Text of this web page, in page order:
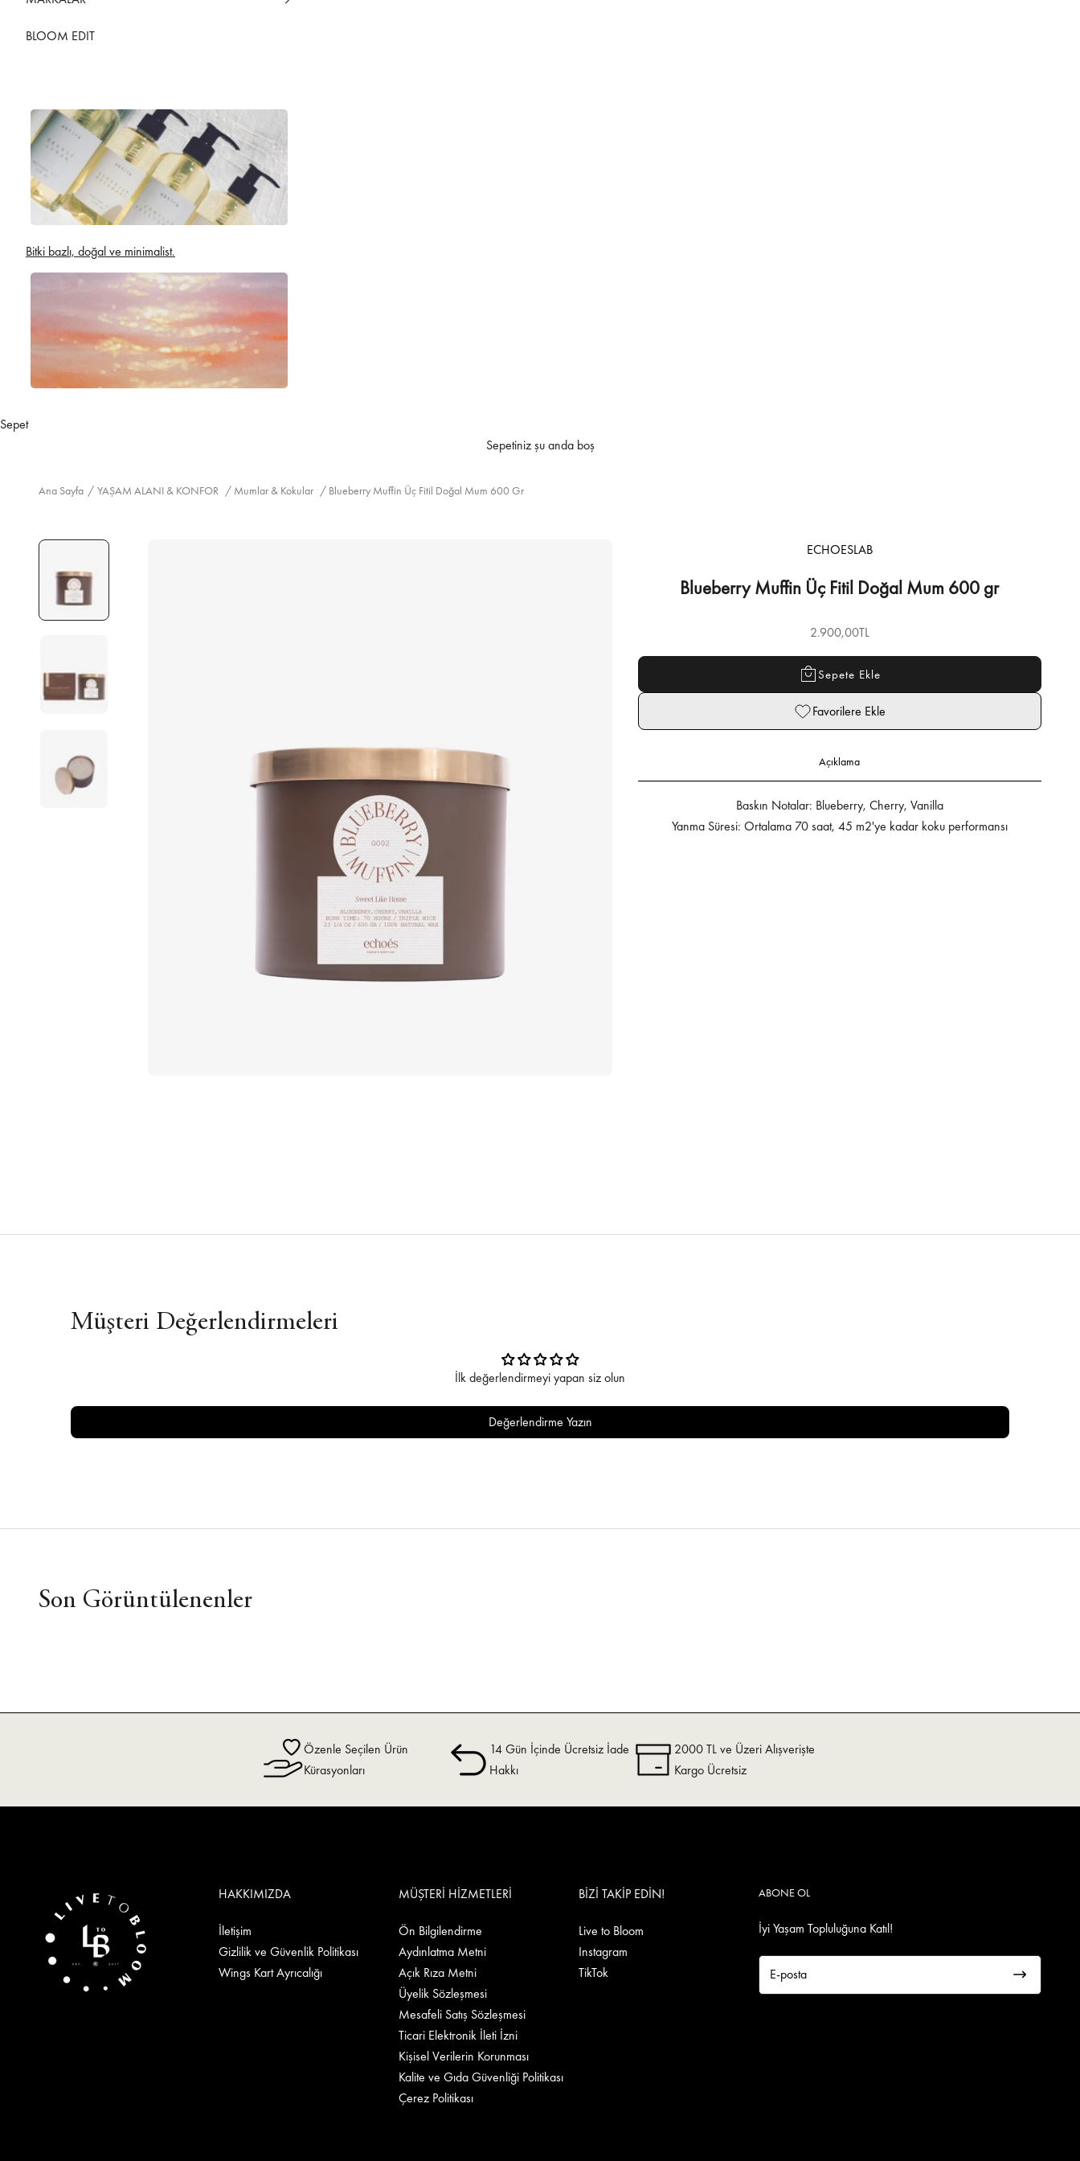
BLOOM EDIT
Bitki bazlı, doğal ve minimalist.
Sepet
Sepetiniz şu anda boş
Ana Sayfa / YAŞAM ALANI & KONFOR / Mumlar & Kokular / Blueberry Muffin Üç Fitil Doğal Mum 600 Gr
ECHOESLAB
Blueberry Muffin Üç Fitil Doğal Mum 600 gr
İndirimli fiyat
2.900,00TL
Sepete Ekle
Favorilere Ekle
Açıklama
Baskın Notalar: Blueberry, Cherry, Vanilla
Yanma Süresi: Ortalama 70 saat, 45 m2'ye kadar koku performansı
Müşteri Değerlendirmeleri
İlk değerlendirmeyi yapan siz olun
Değerlendirme Yazın
Son Görüntülenenler
Özenle Seçilen Ürün
Kürasyonları
14 Gün İçinde Ücretsiz İade
Hakkı
2000 TL ve Üzeri Alışverişte
Kargo Ücretsiz
HAKKIMIZDA
İletişim
Gizlilik ve Güvenlik Politikası
Wings Kart Ayrıcalığı
MÜŞTERİ HİZMETLERİ
Ön Bilgilendirme
Aydınlatma Metni
Açık Rıza Metni
Üyelik Sözleşmesi
Mesafeli Satış Sözleşmesi
Ticari Elektronik İleti İzni
Kişisel Verilerin Korunması
Kalite ve Gıda Güvenliği Politikası
Çerez Politikası
BİZİ TAKİP EDİN!
Live to Bloom
Instagram
TikTok
ABONE OL
İyi Yaşam Topluluğuna Katıl!